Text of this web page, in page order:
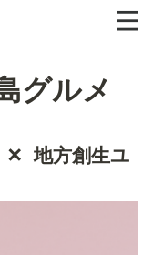
グルメ
✕  地方創生ユ